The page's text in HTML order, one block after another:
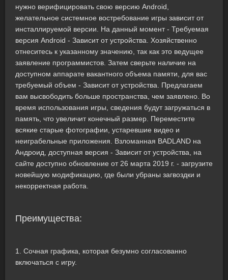
нужно верифицировать свою версию Android,
желательное системное востребование игры зависит от
инсталлируемой версии. На данный момент - Требуемая
версия Android - Зависит от устройства. Хозяйственно
отнеситесь к указанному значению, так как это ведущее
заявление программистов. Затем сверьте наличие на
доступном аппарате вакантного объема памяти, для вас
требуемый объем - Зависит от устройства. Предлагаем
вам высвободить больше пространства, чем заявлено. Во
время использования игры, сведения будут загружаться в
память, что увеличит конечный размер. Переместите
всякие старые фотографии, устаревшие видео и
неиграбельные приложения. Взломанная BADLAND на
Андроид, доступная версия - Зависит от устройства, на
сайте доступно обновление от 26 марта 2019 г. - загрузите
новейшую модификацию, где были убраны загвоздки и
некорректная работа.
Преимущества:
1. Сочная графика, которая безумно согласованно
включаться с игру.